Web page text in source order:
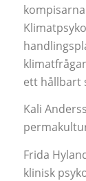
ett hållbart
Kali
Frida
klinisk